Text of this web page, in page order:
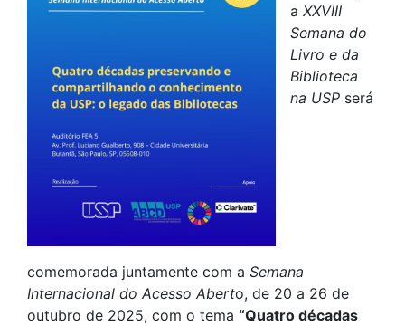
a XXVIII
Semana do
Livro e da
Biblioteca
na USP será
comemorada juntamente com a Semana
Internacional do Acesso Aberto, de 20 a 26 de
outubro de 2025, com o tema “Quatro décadas